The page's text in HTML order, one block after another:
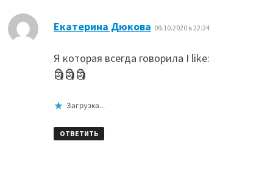
Екатерина Дюкова 09.10.2020 в 22:24
Я которая всегда говорила I like:
🗿🗿🗿
Загрузка...
ОТВЕТИТЬ